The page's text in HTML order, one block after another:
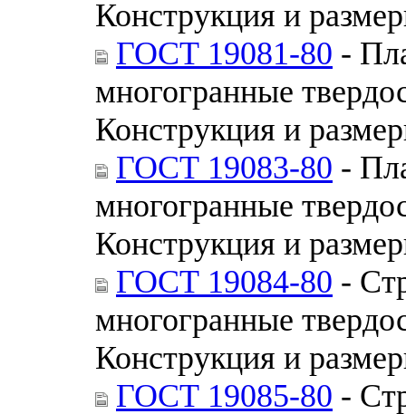
Конструкция и
ГОСТ 19081-80 -
многогранные
Конструкция и
ГОСТ 19083-80 -
многогранные
Конструкция и
ГОСТ 19084-80 -
многогранные
Конструкция и
ГОСТ 19085-80 -